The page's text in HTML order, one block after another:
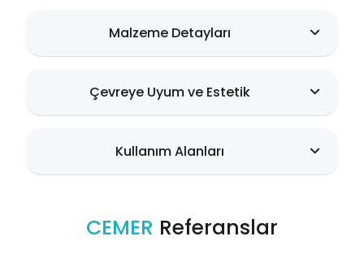
Malzeme Detayları
Çevreye Uyum ve Estetik
Kullanım Alanları
CEMER Referanslar